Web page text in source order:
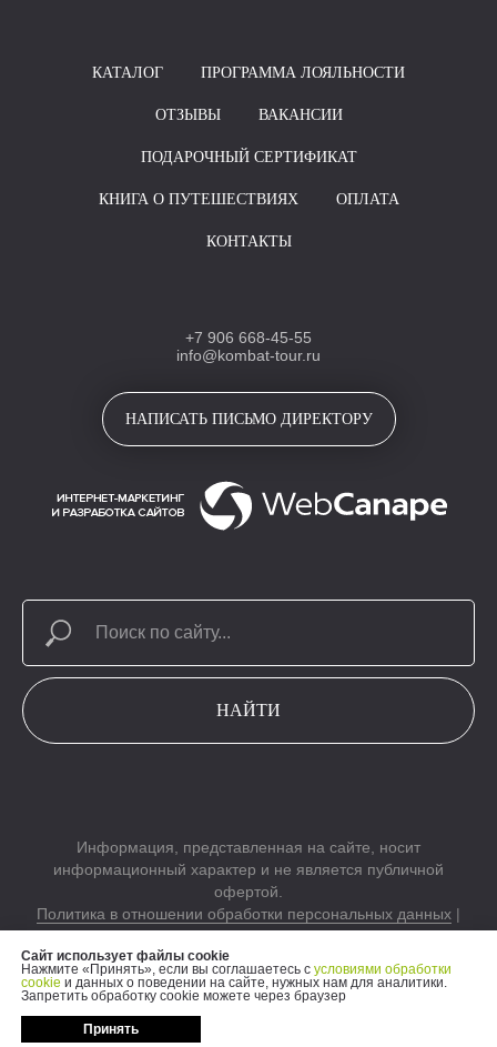
Сайт использует файлы cookie
Нажмите «Принять», если вы соглашаетесь с условиями обработки
cookie и данных о поведении на сайте, нужных нам для аналитики.
Запретить обработку cookie можете через браузер
Принять
КАТАЛОГ ПРОГРАММА ЛОЯЛЬНОСТИ
ОТЗЫВЫ ВАКАНСИИ
ПОДАРОЧНЫЙ СЕРТИФИКАТ
КНИГА О ПУТЕШЕСТВИЯХ ОПЛАТА
КОНТАКТЫ
+7 906 668-45-55
info@kombat-tour.ru
НАПИСАТЬ ПИСЬМО ДИРЕКТОРУ
НАЙТИ
Информация, представленная на сайте, носит
информационный характер и не является публичной
офертой.
Политика в отношении обработки персональных данных |
Результаты СОУП
Согласие на обработку персональных данных
обработку электронных пользовательских данных